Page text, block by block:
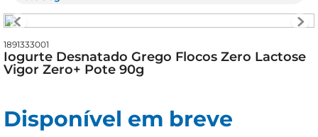
1891333001
Iogurte Desnatado Grego Flocos Zero Lactose
Vigor Zero+ Pote 90g
Disponível em breve
arroz
cerveja